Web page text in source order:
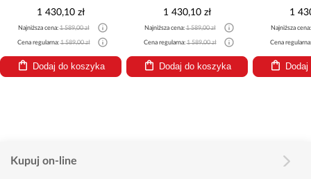
1 430,10 zł
Najniższa cena:1 589,00 zł
Cena regularna:1 589,00 zł
Dodaj do koszyka
1 430,10 zł
Najniższa cena:1 589,00 zł
Cena regularna:1 589,00 zł
Dodaj do koszyka
1
Najniższa
Cena
Kupuj on-line